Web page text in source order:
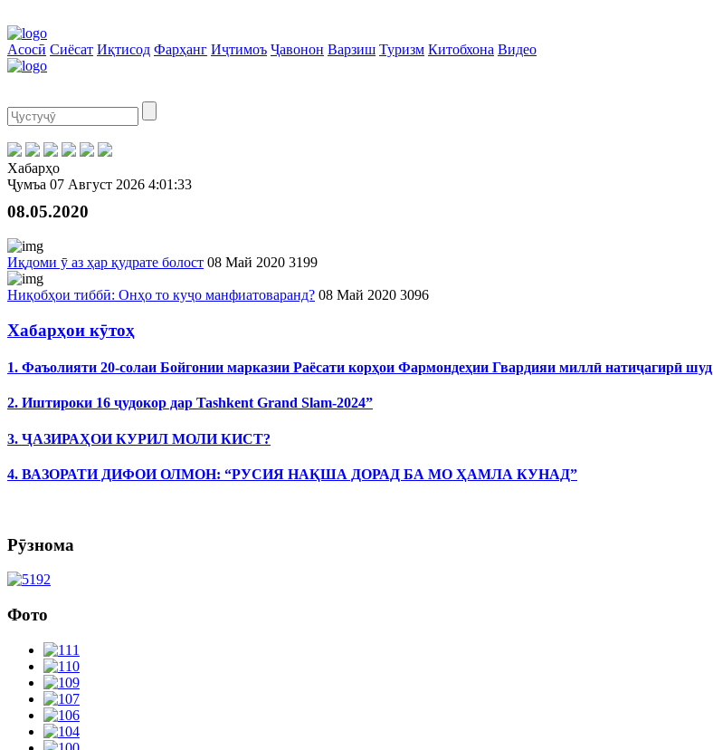
Асосӣ Сиёсат Иқтисод Фарҳанг Иҷтимоъ Ҷавонон Варзиш Туризм Китобхона Видео
Хабарҳо
Ҷумъа 07 Август 2026 4:01:33
08.05.2020
Иқдоми ӯ аз ҳар қудрате болост 08 Май 2020 3199
Ниқобҳои тиббӣ: Онҳо то куҷо манфиатоваранд? 08 Май 2020 3096
Хабарҳои кӯтоҳ
1. Фаъолияти 20-солаи Бойгонии марказии Раёсати корҳои Фармондеҳии Гвардияи миллӣ натиҷагирӣ шуд
2. Иштироки 16 ҷудокор дар Tashkent Grand Slam-2024”
3. ҶАЗИРАҲОИ КУРИЛ МОЛИ КИСТ?
4. ВАЗОРАТИ ДИФОИ ОЛМОН: “РУСИЯ НАҚША ДОРАД БА МО ҲАМЛА КУНАД”
Рӯзнома
Фото